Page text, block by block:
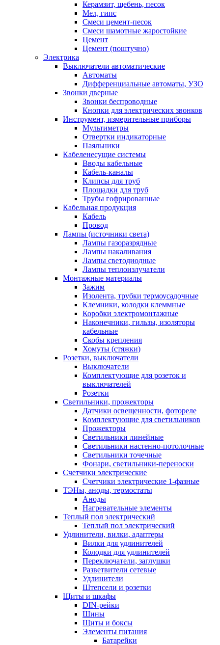
Керамзит, щебень, песок
Мел, гипс
Смеси цемент-песок
Смеси шамотные жаростойкие
Цемент
Цемент (поштучно)
Электрика
Выключатели автоматические
Автоматы
Дифференциальные автоматы, УЗО
Звонки дверные
Звонки беспроводные
Кнопки для электрических звонков
Инструмент, измерительные приборы
Мультиметры
Отвертки индикаторные
Паяльники
Кабеленесущие системы
Вводы кабельные
Кабель-каналы
Клипсы для труб
Площадки для труб
Трубы гофрированные
Кабельная продукция
Кабель
Провод
Лампы (источники света)
Лампы газоразрядные
Лампы накаливания
Лампы светодиодные
Лампы теплоизлучатели
Монтажные материалы
Зажим
Изолента, трубки термоусадочные
Клемники, колодки клеммные
Коробки электромонтажные
Наконечники, гильзы, изоляторы
кабельные
Скобы крепления
Хомуты (стяжки)
Розетки, выключатели
Выключатели
Комплектующие для розеток и
выключателей
Розетки
Светильники, прожекторы
Датчики освещенности, фотореле
Комплектующие для светильников
Прожекторы
Светильники линейные
Светильники настенно-потолочные
Светильники точечные
Фонари, светильники-переноски
Счетчики электрические
Счетчики электрические 1-фазные
ТЭНы, аноды, термостаты
Аноды
Нагревательные элементы
Теплый пол электрический
Теплый пол электрический
Удлинители, вилки, адаптеры
Вилки для удлинителей
Колодки для удлинителей
Переключатели, заглушки
Разветвители сетевые
Удлинители
Штепсели и розетки
Щиты и шкафы
DIN-рейки
Шины
Щиты и боксы
Элементы питания
Батарейки